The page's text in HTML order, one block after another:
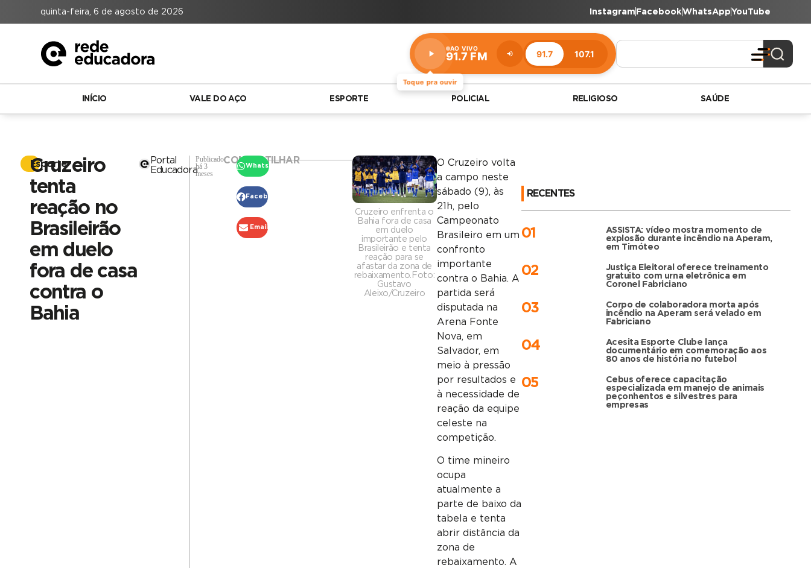
quinta-feira, 6 de agosto de 2026 Instagram FacebookWhatsAppYouTube
Toque pra ouvir
AO VIVO
91.7 FM 91.7 107.1
Estação:
91.7
FM
INÍCIO VALE DO AÇO ESPORTE POLICIAL RELIGIOSO SAÚDE
Esporte
Cruzeiro
tenta
reação no
Brasileirão
em duelo
fora de casa
contra o
Bahia
Portal
Educadora
Publicado
há 3
meses
COMPARTILHAR
WhatsApp
Facebook
Email
Cruzeiro enfrenta o
Bahia fora de casa
em duelo
importante pelo
Brasileirão e tenta
reação para se
afastar da zona de
rebaixamento.Foto:
Gustavo
Aleixo/Cruzeiro
O Cruzeiro volta
a campo neste
sábado (9), às
21h, pelo
Campeonato
Brasileiro em um
confronto
importante
contra o Bahia. A
partida será
disputada na
Arena Fonte
Nova, em
Salvador, em
meio à pressão
por resultados e
à necessidade de
reação da equipe
celeste na
competição.
O time mineiro
ocupa
atualmente a
parte de baixo da
tabela e tenta
abrir distância da
zona de
rebaixamento. A
RECENTES
01
ASSISTA: vídeo mostra momento de
explosão durante incêndio na Aperam,
em Timóteo
02
Justiça Eleitoral oferece treinamento
gratuito com urna eletrônica em
Coronel Fabriciano
03
Corpo de colaboradora morta após
incêndio na Aperam será velado em
Fabriciano
04
Acesita Esporte Clube lança
documentário em comemoração aos
80 anos de história no futebol
05
Cebus oferece capacitação
especializada em manejo de animais
peçonhentos e silvestres para
empresas